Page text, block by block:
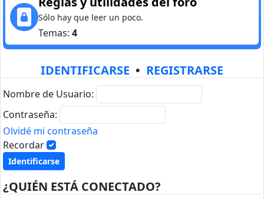
Sólo hay que leer un poco.
Temas: 4
IDENTIFICARSE • REGISTRARSE
Nombre de Usuario:
Contraseña:
Olvidé mi contraseña
Recordar
¿QUIÉN ESTÁ CONECTADO?